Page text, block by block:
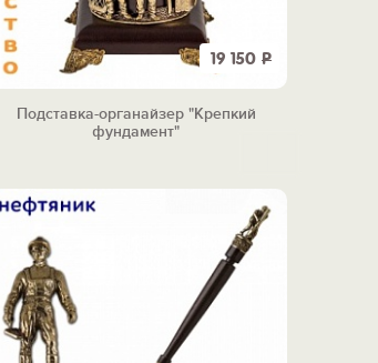
19 150 Р
Подставка-органайзер "Крепкий
фундамент"